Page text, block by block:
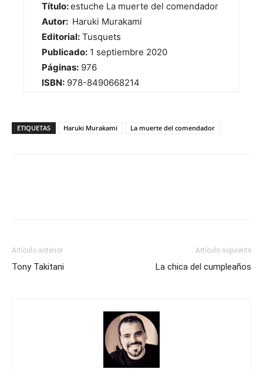
Título:estuche La muerte del comendador
Autor: Haruki Murakami
Editorial: Tusquets
Publicado: 1 septiembre 2020
Páginas: 976
ISBN: 978-8490668214
ETIQUETAS Haruki Murakami La muerte del comendador
Artículo anterior
Tony Takitani
Artículo siguiente
La chica del cumpleaños